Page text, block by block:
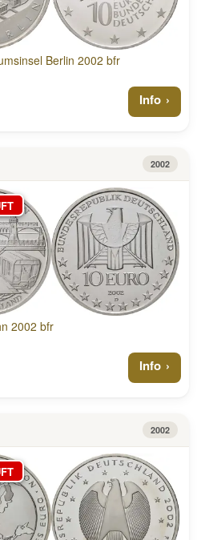
Berlin 2002 bfr
Info
2002
2002 bfr
Info
2002